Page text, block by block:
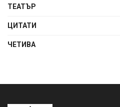
ТЕАТЪР
ЦИТАТИ
ЧЕТИВА